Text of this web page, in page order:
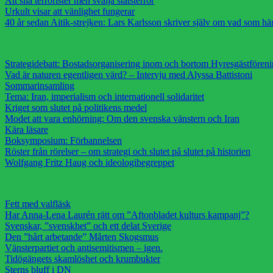
Urkult visar att vänlighet fungerar
40 år sedan Aitik-strejken: Lars Karlsson skriver själv om vad som
Strategidebatt: Bostadsorganisering inom och bortom
Vad är naturen egentligen värd? – Intervju med Alyssa Battistoni
Sommarinsamling
Tema: Iran, imperialism och internationell solidaritet
Kriget som slutet på politikens medel
Modet att vara enhörning: Om den svenska vänstern och Iran
Kära läsare
Boksymposium: Förbannelsen
Röster från rörelser – om strategi och slutet på slutet på historien
Wolfgang Fritz Haug och ideologibegreppet
Fett med valfläsk
Har Anna-Lena Laurén rätt om ”Aftonbladet kulturs kampanj”?
Svenskar, ”svenskhet” och ett delat Sverige
Den ”hårt arbetande” Mårten Skogsmus
Vänsterpartiet och antisemitismen – igen.
Tidögängets skamlöshet och krumbukter
Sterns bluff i DN